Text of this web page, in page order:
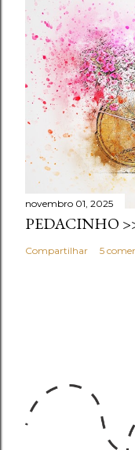
novembro 01, 2025
PEDACINHO
Compartilhar 5